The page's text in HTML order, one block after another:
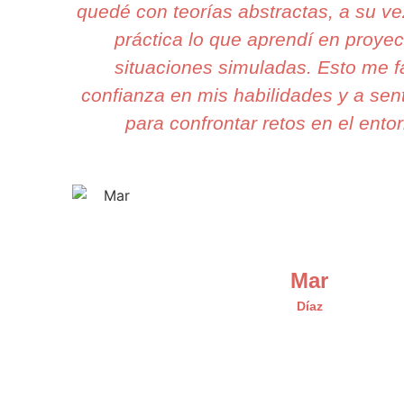
quedé con teorías abstractas, a su
práctica lo que aprendí en
situaciones simuladas. Esto me
confianza en mis habilidades y a
para confrontar retos en el
Mar
Díaz